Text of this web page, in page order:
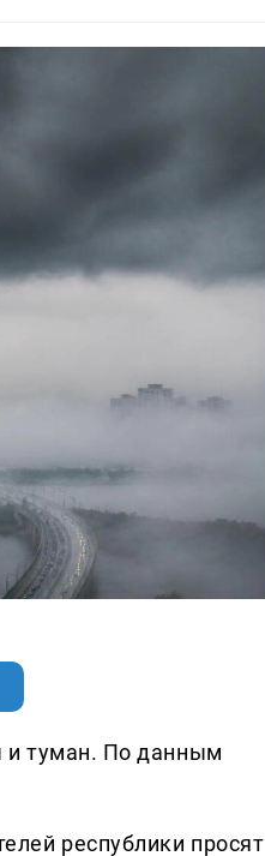
и туман. По данным
республики просят